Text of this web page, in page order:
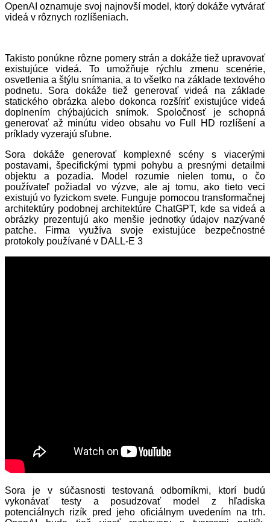
OpenAI oznamuje svoj najnovší model, ktorý dokáže vytvárať
videá v rôznych rozlíšeniach.
Takisto ponúkne rôzne pomery strán a dokáže tiež upravovať
existujúce videá. To umožňuje rýchlu zmenu scenérie,
osvetlenia a štýlu snímania, a to všetko na základe textového
podnetu. Sora dokáže tiež generovať videá na základe
statického obrázka alebo dokonca rozšíriť existujúce videá
doplnením chýbajúcich snímok. Spoločnosť je schopná
generovať až minútu video obsahu vo Full HD rozlíšení a
príklady vyzerajú sľubne.
Sora dokáže generovať komplexné scény s viacerými
postavami, špecifickými typmi pohybu a presnými detailmi
objektu a pozadia. Model rozumie nielen tomu, o čo
používateľ požiadal vo výzve, ale aj tomu, ako tieto veci
existujú vo fyzickom svete. Funguje pomocou transformačnej
architektúry podobnej architektúre ChatGPT, kde sa videá a
obrázky prezentujú ako menšie jednotky údajov nazývané
patche. Firma využíva svoje existujúce bezpečnostné
protokoly používané v DALL-E 3
Sora je v súčasnosti testovaná odborníkmi, ktorí budú
vykonávať testy a posudzovať model z hľadiska
potenciálnych rizík pred jeho oficiálnym uvedením na trh.